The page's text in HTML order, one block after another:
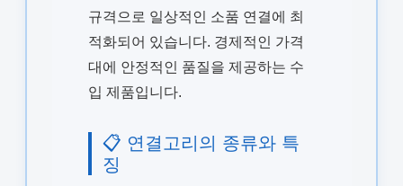
규격으로 일상적인 소품 연결에 최
적화되어 있습니다. 경제적인 가격
대에 안정적인 품질을 제공하는 수
입 제품입니다.
📋 연결고리의 종류와 특
징